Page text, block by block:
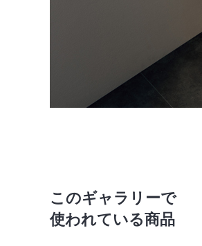
このギャラリーで
使われている商品